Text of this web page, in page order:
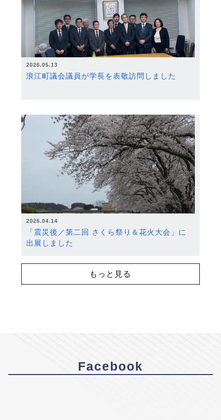
2026.05.13
浪江町議会議員が学長を表敬訪問しました
2026.04.14
「震災後／第二回 さくら祭り＆花火大会」に
出展しました
もっと見る
Facebook